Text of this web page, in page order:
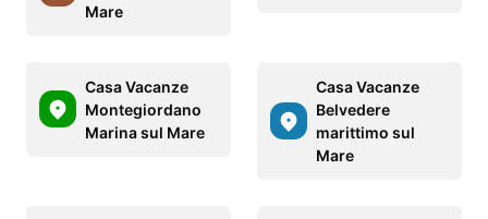
Mare
Casa Vacanze
Montegiordano
Marina sul Mare
Casa Vacanze
Belvedere
marittimo sul
Mare